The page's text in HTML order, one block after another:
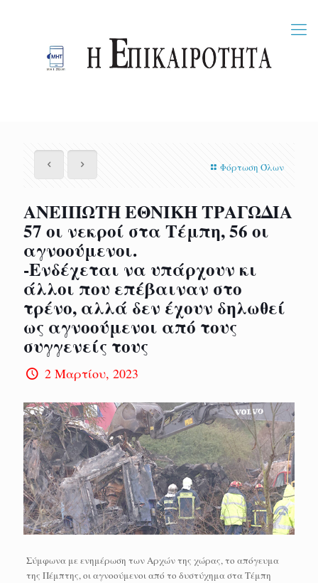
Φόρτωση Όλων
ΑΝΕΙΠΩΤΗ ΕΘΝΙΚΗ ΤΡΑΓΩΔΙΑ
57 οι νεκροί στα Τέμπη, 56 οι
αγνοούμενοι.
-Ενδέχεται να υπάρχουν κι
άλλοι που επέβαιναν στο
τρένο, αλλά δεν έχουν δηλωθεί
ως αγνοούμενοι από τους
συγγενείς τους
2 Μαρτίου, 2023
Σύμφωνα με ενημέρωση των Αρχών της χώρας, το απόγευμα
της Πέμπτης, οι αγνοούμενοι από το δυστύχημα στα Τέμπη